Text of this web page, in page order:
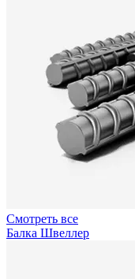
Смотреть все
Балка Швеллер